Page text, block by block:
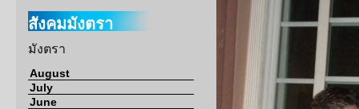
สังคมมังตรา
มังตรา
August
July
June